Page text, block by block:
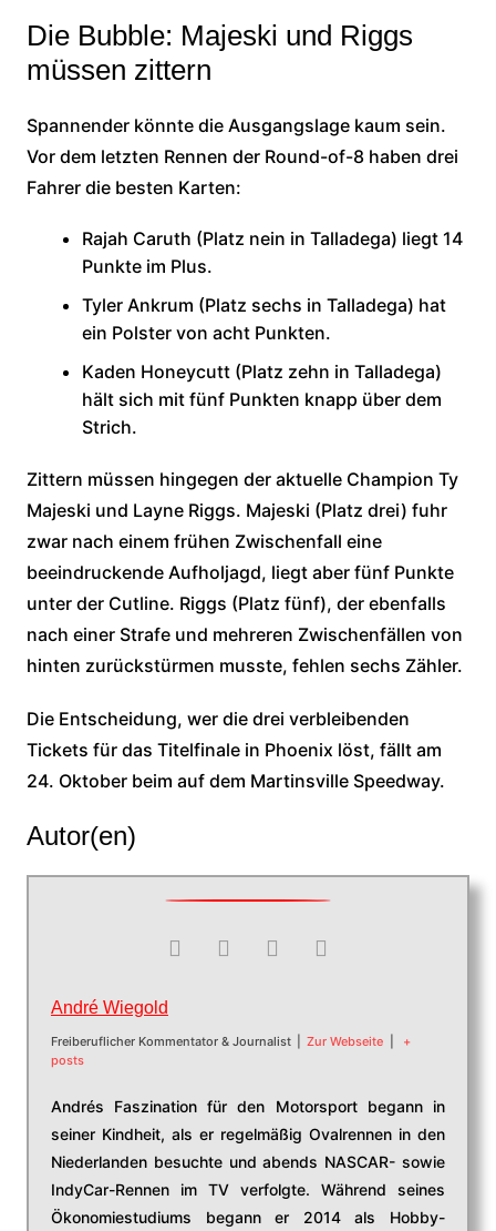
Die Bubble: Majeski und Riggs
müssen zittern
Spannender könnte die Ausgangslage kaum sein.
Vor dem letzten Rennen der Round-of-8 haben drei
Fahrer die besten Karten:
Rajah Caruth (Platz nein in Talladega) liegt 14
Punkte im Plus.
Tyler Ankrum (Platz sechs in Talladega) hat
ein Polster von acht Punkten.
Kaden Honeycutt (Platz zehn in Talladega)
hält sich mit fünf Punkten knapp über dem
Strich.
Zittern müssen hingegen der aktuelle Champion Ty
Majeski und Layne Riggs. Majeski (Platz drei) fuhr
zwar nach einem frühen Zwischenfall eine
beeindruckende Aufholjagd, liegt aber fünf Punkte
unter der Cutline. Riggs (Platz fünf), der ebenfalls
nach einer Strafe und mehreren Zwischenfällen von
hinten zurückstürmen musste, fehlen sechs Zähler.
Die Entscheidung, wer die drei verbleibenden
Tickets für das Titelfinale in Phoenix löst, fällt am
24. Oktober beim auf dem Martinsville Speedway.
Autor(en)
André Wiegold
Freiberuflicher Kommentator & Journalist Zur Webseite
+
posts
Andrés Faszination für den Motorsport begann in
seiner Kindheit, als er regelmäßig Ovalrennen in den
Niederlanden besuchte und abends NASCAR- sowie
IndyCar-Rennen im TV verfolgte. Während seines
Ökonomiestudiums begann er 2014 als Hobby-